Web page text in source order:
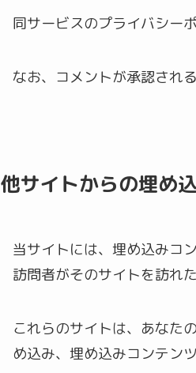
同サービスのプライバシ
なお、コメントが承認され
他サイトからの埋め
当サイトには、埋め込みコ
訪問者がそのサイトを訪れ
これらのサイトは、あなた
め込み、埋め込みコンテン